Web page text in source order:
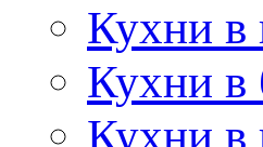
Кухни в
Кухни в
Кухни в